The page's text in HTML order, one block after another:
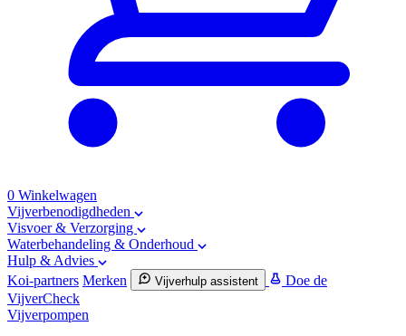
0 Winkelwagen
Vijverbenodigdheden
Visvoer & Verzorging
Waterbehandeling & Onderhoud
Hulp & Advies
Koi-partners Merken Vijverhulp assistent
Doe de
VijverCheck
Vijverpompen